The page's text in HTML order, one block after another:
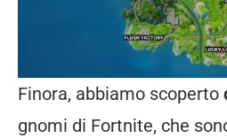
Finora, abbiamo scoperto
gnomi di Fortnite, che